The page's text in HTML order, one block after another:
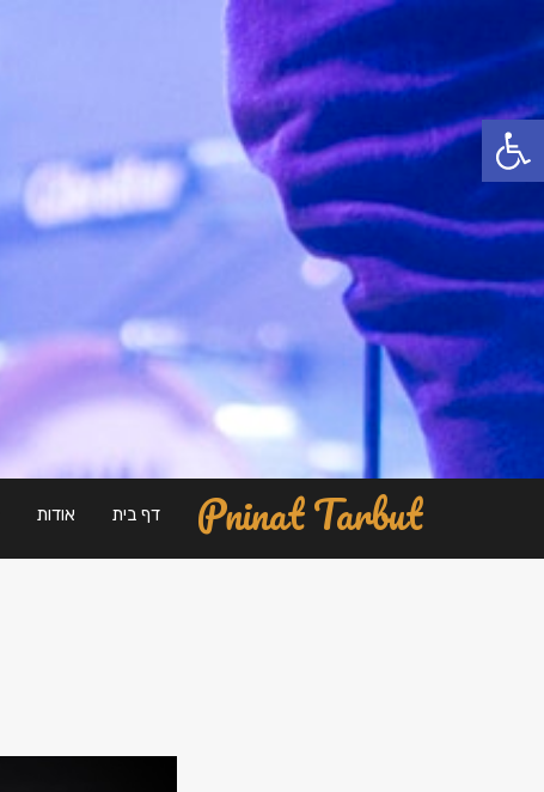
פתח סרגל נגישות
Pninat Tarbut דף בית אודות